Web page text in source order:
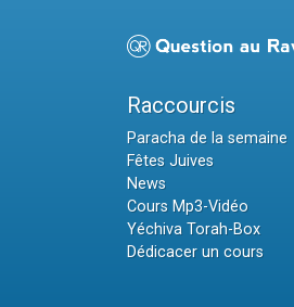
Raccourcis
Paracha de la semaine
Fêtes Juives
News
Cours Mp3-Vidéo
Yéchiva Torah-Box
Dédicacer un cours